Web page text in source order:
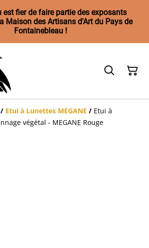
est fier de faire partie des exposants
Maison des Artisans d'Art du Pays de
Fontainebleau !
/ Etui à Lunettes MEGANE / Etui à
végétal - MEGANE Rouge